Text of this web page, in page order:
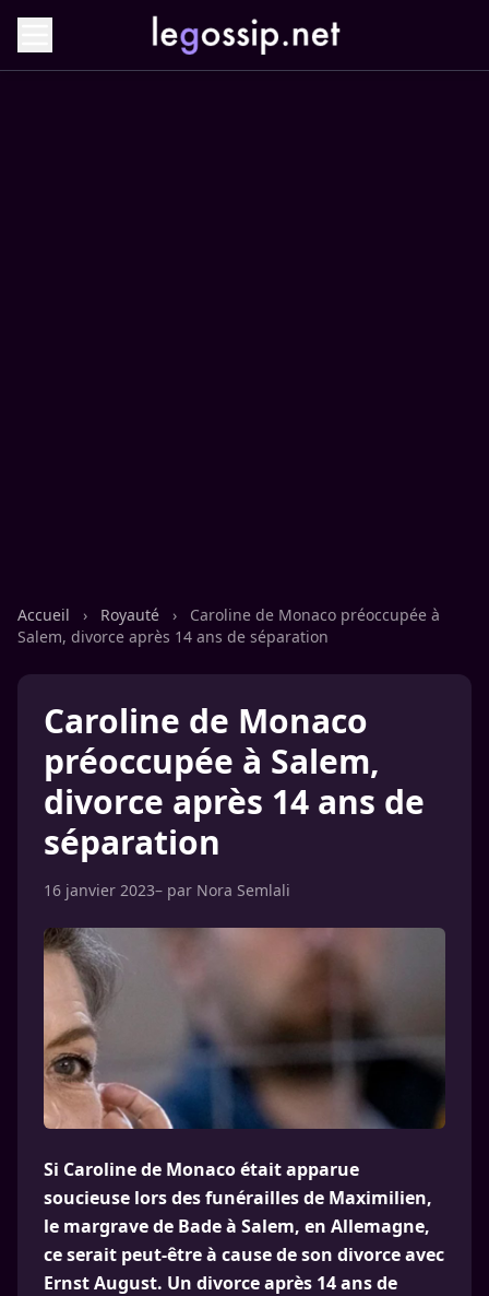
Accueil › Royauté ›
Caroline de Monaco préoccupée à
Salem, divorce après 14 ans de séparation
Caroline de Monaco
préoccupée à Salem,
divorce après 14 ans de
séparation
16 janvier 2023– par Nora Semlali
Si Caroline de Monaco était apparue
soucieuse lors des funérailles de Maximilien,
le margrave de Bade à Salem, en Allemagne,
ce serait peut-être à cause de son divorce avec
Ernst August. Un divorce après 14 ans de